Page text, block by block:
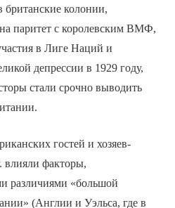
британские колонии,
паритет с королевским ВМФ,
в Лиге Наций и
депрессии в 1929 году,
стали срочно выводить
гостей и хозяев-
влияли факторы,
различиями «большой
(Англии и Уэльса, где в